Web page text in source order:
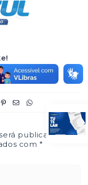
publicado.
com*